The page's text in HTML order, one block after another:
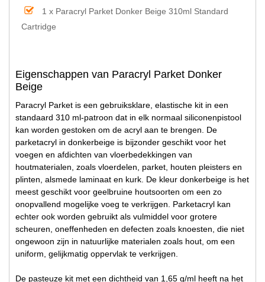
1 x Paracryl Parket Donker Beige 310ml Standard
Cartridge
Eigenschappen van Paracryl Parket Donker
Beige
Paracryl Parket is een gebruiksklare, elastische kit in een
standaard 310 ml-patroon dat in elk normaal siliconenpistool
kan worden gestoken om de acryl aan te brengen. De
parketacryl in donkerbeige is bijzonder geschikt voor het
voegen en afdichten van vloerbedekkingen van
houtmaterialen, zoals vloerdelen, parket, houten pleisters en
plinten, alsmede laminaat en kurk. De kleur donkerbeige is het
meest geschikt voor geelbruine houtsoorten om een zo
onopvallend mogelijke voeg te verkrijgen. Parketacryl kan
echter ook worden gebruikt als vulmiddel voor grotere
scheuren, oneffenheden en defecten zoals knoesten, die niet
ongewoon zijn in natuurlijke materialen zoals hout, om een
uniform, gelijkmatig oppervlak te verkrijgen.
De pasteuze kit met een dichtheid van 1,65 g/ml heeft na het